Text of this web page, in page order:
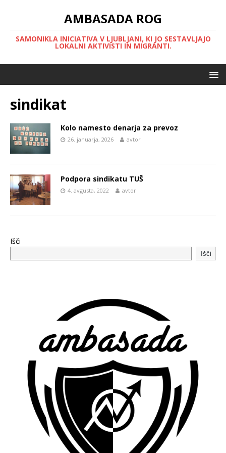
AMBASADA ROG
SAMONIKLA INICIATIVA V LJUBLJANI, KI JO SESTAVLJAJO
LOKALNI AKTIVISTI IN MIGRANTI.
sindikat
Kolo namesto denarja za prevoz
26. januarja, 2026 avtor
Podpora sindikatu TUŠ
4. avgusta, 2022 avtor
Išči
Išči